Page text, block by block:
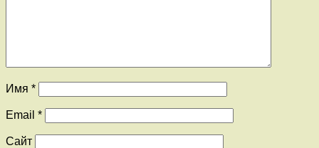
Имя *
Email *
Сайт